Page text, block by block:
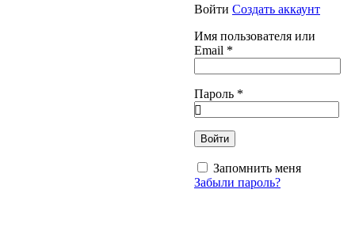
Войти Создать аккаунт
Имя пользователя или
Email *
Пароль *
Войти
Забыли пароль?
Запомнить меня